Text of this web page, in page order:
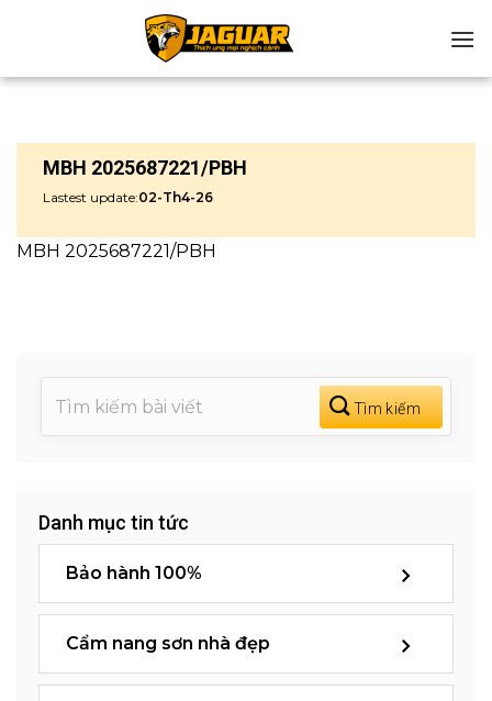
MBH 2025687221/PBH
Lastest update:02-Th4-26
MBH 2025687221/PBH
Danh mục tin tức
Bảo hành 100%
Cẩm nang sơn nhà đẹp